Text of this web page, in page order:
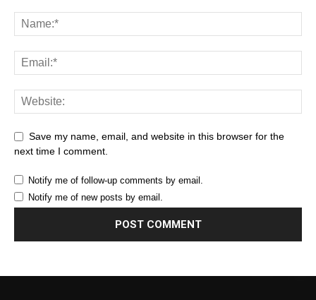
Save my name, email, and website in this browser for the
next time I comment.
Notify me of follow-up comments by email.
Notify me of new posts by email.